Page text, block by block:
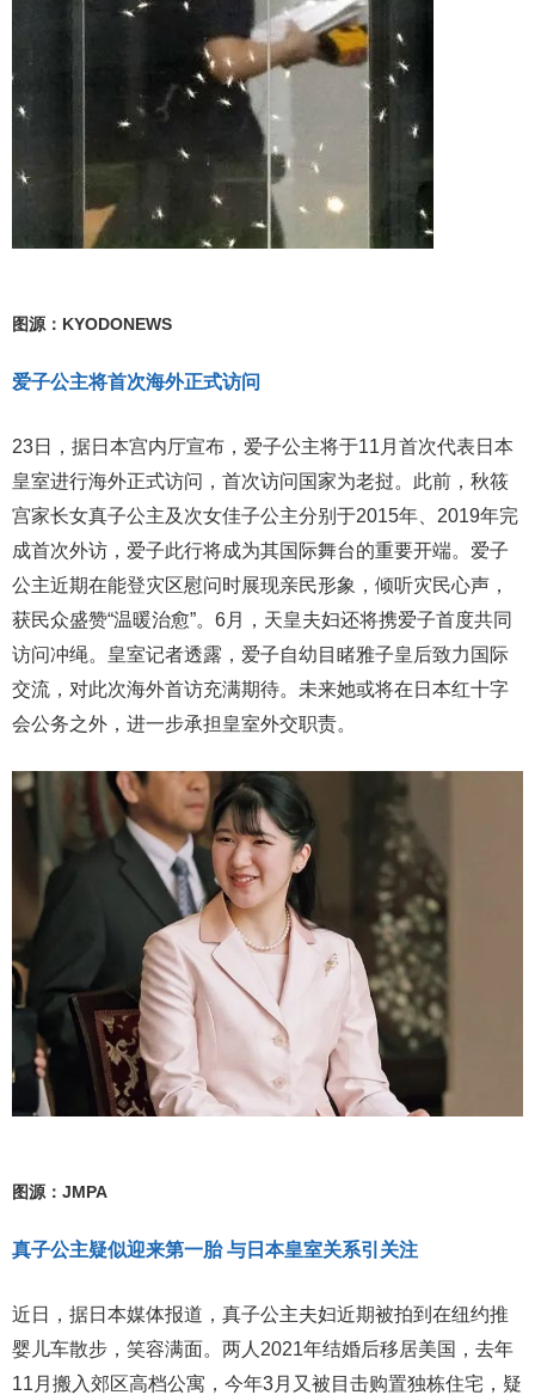
图源：KYODONEWS
爱子公主将首次海外正式访问
23日，据日本宫内厅宣布，爱子公主将于11月首次代表日本
皇室进行海外正式访问，首次访问国家为老挝。此前，秋筱
宫家长女真子公主及次女佳子公主分别于2015年、2019年完
成首次外访，爱子此行将成为其国际舞台的重要开端。爱子
公主近期在能登灾区慰问时展现亲民形象，倾听灾民心声，
获民众盛赞“温暖治愈”。6月，天皇夫妇还将携爱子首度共同
访问冲绳。皇室记者透露，爱子自幼目睹雅子皇后致力国际
交流，对此次海外首访充满期待。未来她或将在日本红十字
会公务之外，进一步承担皇室外交职责。
图源：JMPA
真子公主疑似迎来第一胎 与日本皇室关系引关注
近日，据日本媒体报道，真子公主夫妇近期被拍到在纽约推
婴儿车散步，笑容满面。两人2021年结婚后移居美国，去年
11月搬入郊区高档公寓，今年3月又被目击购置独栋住宅，疑